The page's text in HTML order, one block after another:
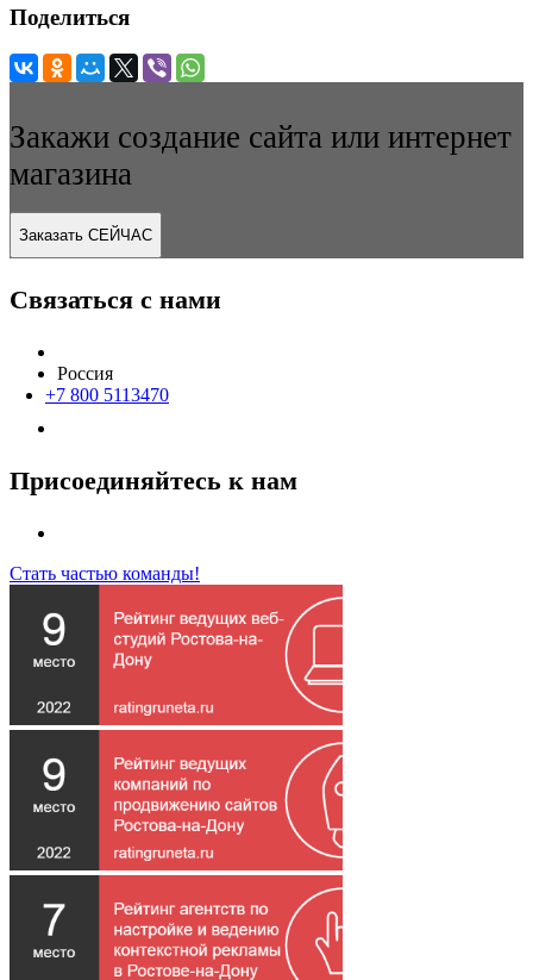
Поделиться
Закажи создание сайта или интернет
магазина
Заказать СЕЙЧАС
Связаться с нами
Россия
+7 800 5113470
Присоединяйтесь к нам
Стать частью команды!